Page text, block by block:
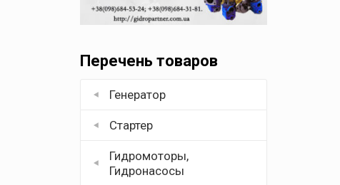
Перечень товаров
Генератор
Стартер
Гидромоторы,
Гидронасосы